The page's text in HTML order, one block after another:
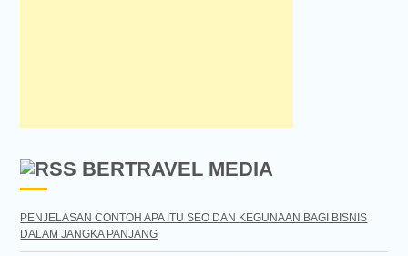
BERTRAVEL MEDIA
PENJELASAN CONTOH APA ITU SEO DAN KEGUNAAN BAGI BISNIS
DALAM JANGKA PANJANG